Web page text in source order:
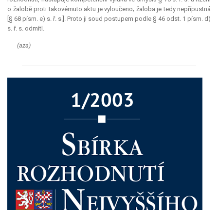
o žalobě proti takovémuto aktu je vyloučeno; žaloba je tedy nepřípustná
[§ 68 písm. e) s. ř. s.]. Proto ji soud postupem podle § 46 odst. 1 písm. d)
s. ř. s. odmítl.
(aza)